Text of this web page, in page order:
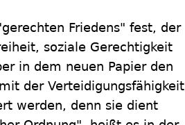
Friedens" fest, der
soziale Gerechtigkeit
in dem neuen Papier den
der Verteidigungsfähigkeit
werden, denn sie dient